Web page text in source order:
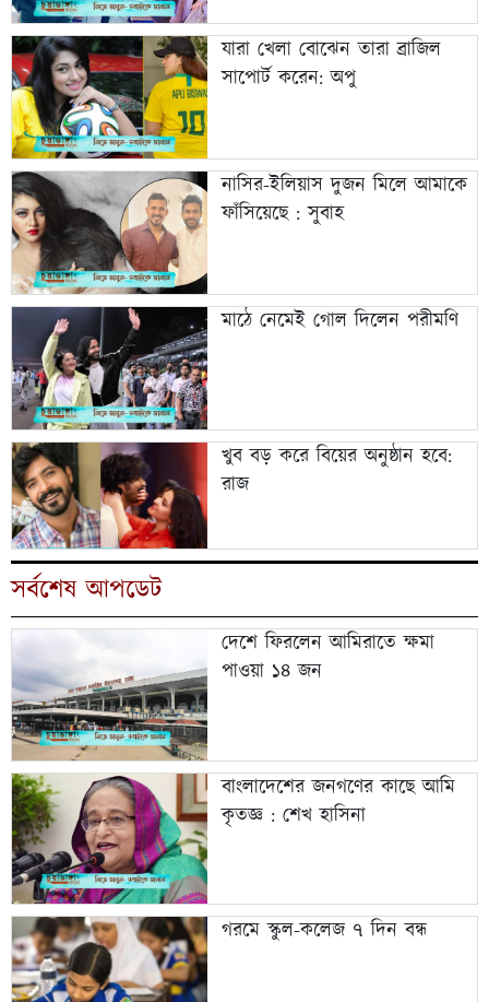
যারা খেলা বোঝেন তারা ব্রাজিল
সাপোর্ট করেন: অপু
নাসির-ইলিয়াস দুজন মিলে আমাকে
ফাঁসিয়েছে : সুবাহ
মাঠে নেমেই গোল দিলেন পরীমণি
খুব বড় করে বিয়ের অনুষ্ঠান হবে:
রাজ
সর্বশেষ আপডেট
দেশে ফিরলেন আমিরাতে ক্ষমা
পাওয়া ১৪ জন
বাংলাদেশের জনগণের কাছে আমি
কৃতজ্ঞ : শেখ হাসিনা
গরমে স্কুল-কলেজ ৭ দিন বন্ধ